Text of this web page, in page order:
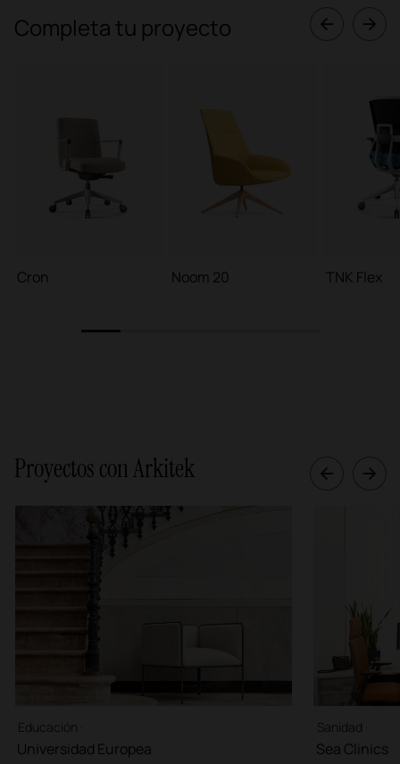
Completa tu proyecto
Cron Noom 20 TNK Flex
Proyectos con Arkitek
Educación ·
Universidad Europea
Sanidad ·
Sea Clinics